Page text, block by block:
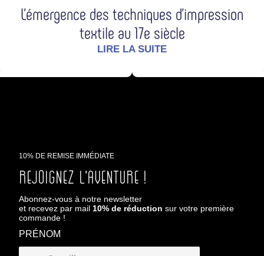
L’émergence des techniques d’impression
textile au 17e siècle
LIRE LA SUITE
10% DE REMISE IMMÉDIATE
Rejoignez l'aventure !
Abonnez-vous à notre newsletter
et recevez par mail 10% de réduction sur votre première
commande !
PRÉNOM